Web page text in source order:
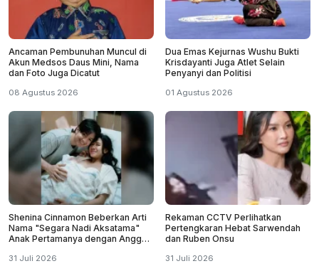
Ancaman Pembunuhan Muncul di
Akun Medsos Daus Mini, Nama
dan Foto Juga Dicatut
08 Agustus 2026
Dua Emas Kejurnas Wushu Bukti
Krisdayanti Juga Atlet Selain
Penyanyi dan Politisi
01 Agustus 2026
Shenina Cinnamon Beberkan Arti
Nama "Segara Nadi Aksatama"
Anak Pertamanya dengan Angga
31 Juli 2026
Rekaman CCTV Perlihatkan
Pertengkaran Hebat Sarwendah
dan Ruben Onsu
31 Juli 2026